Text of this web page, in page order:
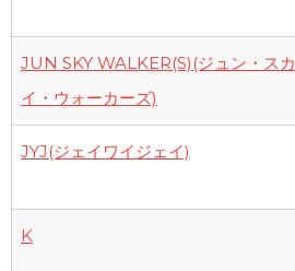
JUN SKY WALKER(S)(ジュン・スカ
イ・ウォーカーズ)
JYJ(ジェイワイジェイ)
K